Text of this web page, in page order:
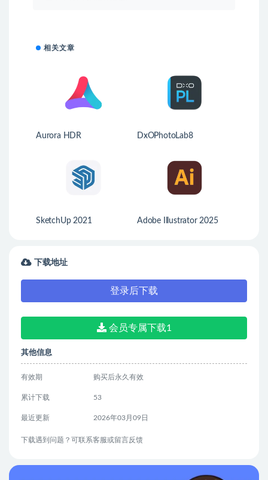
相关文章
Aurora HDR DxOPhotoLab8
SketchUp 2021 Adobe Illustrator 2025
下载地址
登录后下载
会员专属下载1
其他信息
有效期 购买后永久有效
累计下载 53
最近更新 2026年03月09日
下载遇到问题？可联系客服或留言反馈